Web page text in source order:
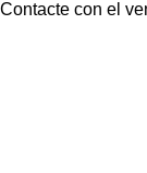
Contacte con el